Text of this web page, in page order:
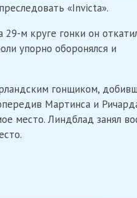
«Invicta».
м круге гонки он
упорно оборонялся и
гонщиком,
Мартинса и
место. Линдблад занял